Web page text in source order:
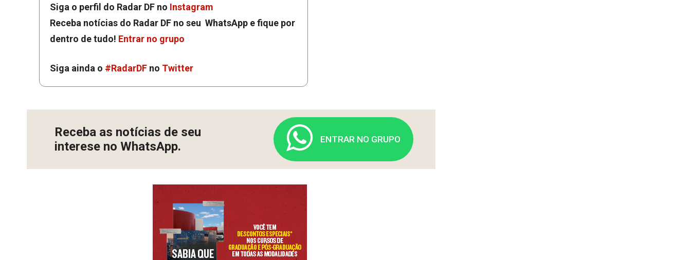
Siga o perfil do Radar DF no Instagram
Receba notícias do Radar DF no seu WhatsApp e fique por
dentro de tudo! Entrar no grupo
Siga ainda o #RadarDF no Twitter
Receba as notícias de seu
interese no WhatsApp.
ENTRAR NO GRUPO